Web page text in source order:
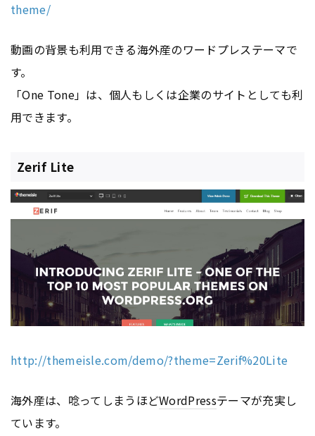
theme/
動画の背景も利用できる海外産のワードプレステーマで
す。
「One Tone」は、個人もしくは企業のサイトとしても利
用できます。
Zerif Lite
http://themeisle.com/demo/?theme=Zerif%20Lite
海外産は、唸ってしまうほどWordPressテーマが充実し
ています。